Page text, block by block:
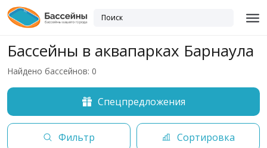
Бассейны в аквапарках Барнаула
Найдено бассейнов: 0
Спецпредложения
Фильтр Сортировка